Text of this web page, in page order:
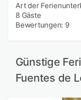
Art der
8 Gäste
Bewertungen: 9
Günstige
Fuentes de